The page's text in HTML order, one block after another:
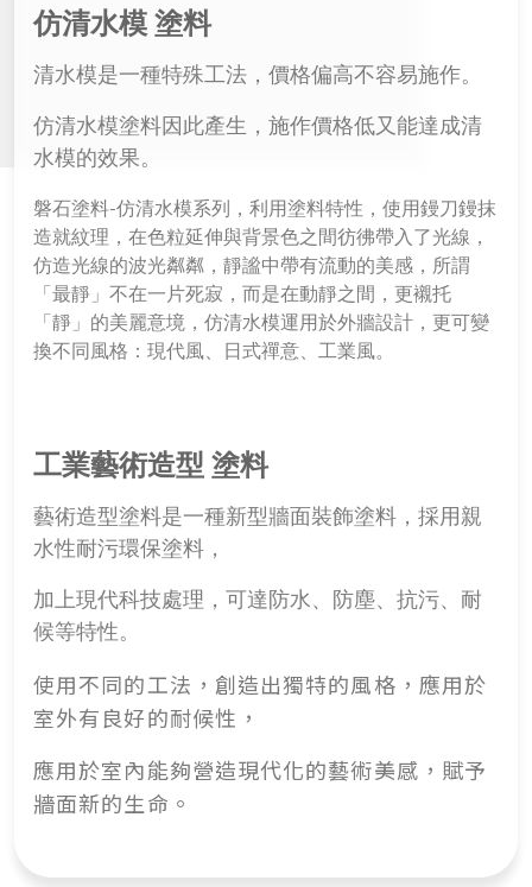
仿清水模 塗料
清水模是一種特殊工法，價格偏高不容易施作。
仿清水模塗料因此產生，施作價格低又能達成清
水模的效果。
磐石塗料-仿清水模系列，利用塗料特性，使用鏝刀鏝抹
造就紋理，在色粒延伸與背景色之間彷彿帶入了光線，
仿造光線的波光粼粼，靜謐中帶有流動的美感，所謂
「最靜」不在一片死寂，而是在動靜之間，更襯托
「靜」的美麗意境，仿清水模運用於外牆設計，更可變
換不同風格：現代風、日式禪意、工業風。
工業藝術造型 塗料
藝術造型塗料是一種新型牆面裝飾塗料，採用親
水性耐污環保塗料，
加上現代科技處理，可達防水、防塵、抗污、耐
候等特性。
使用不同的工法，創造出獨特的風格，應用於
室外有良好的耐候性，
應用於室內能夠營造現代化的藝術美感，賦予
牆面新的生命。